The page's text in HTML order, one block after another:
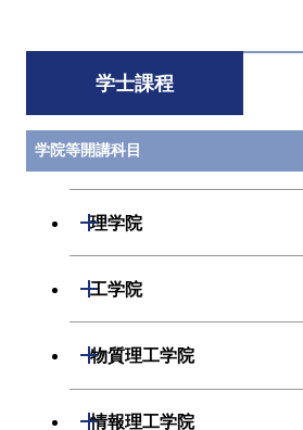
学士課程
学院等開講科目
理学院
開閉
化学系
工学院
開閉
機械系
物質理工学院
開閉
材料系
情報理工学院
開閉